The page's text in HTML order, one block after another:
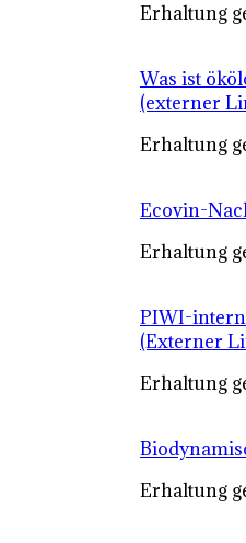
Erhaltung
Was ist
(externer
Erhaltung
Ecovin-
Erhaltung
PIWI-
(Externer
Erhaltung
Erhaltung